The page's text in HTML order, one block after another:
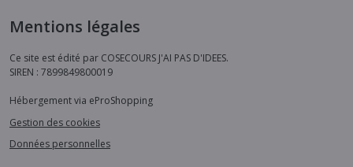
Mentions légales
Ce site est édité par COSECOURS J'AI PAS D'IDEES.
SIREN : 7899849800019
Hébergement via eProShopping
Gestion des cookies
Données personnelles